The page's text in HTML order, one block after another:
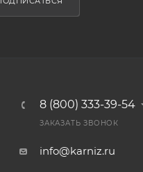
8 (800) 333-39-54
ЗАКАЗАТЬ ЗВОНОК
info@karniz.ru